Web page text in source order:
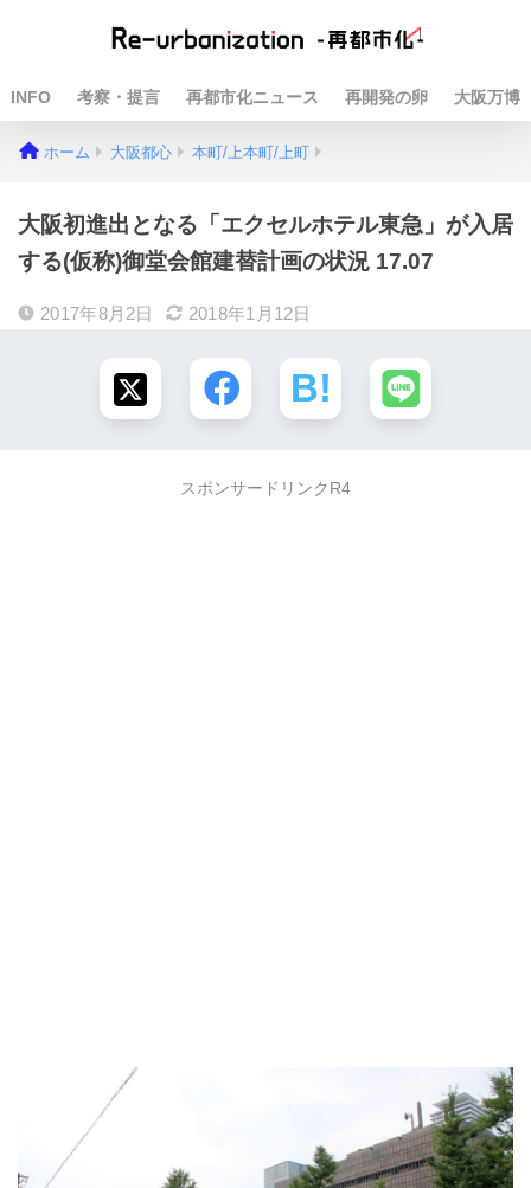
INFO 考察・提言 再都市化ニュース 再開発の卵 大阪万博
ホーム 大阪都心 本町/上本町/上町
大阪初進出となる「エクセルホテル東急」が入居
する(仮称)御堂会館建替計画の状況 17.07
2017年8月2日 2018年1月12日
スポンサードリンクR4